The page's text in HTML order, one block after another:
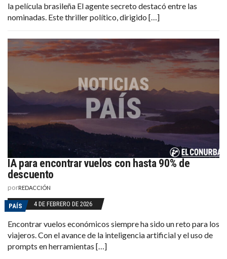
la película brasileña El agente secreto destacó entre las
nominadas. Este thriller político, dirigido […]
IA para encontrar vuelos con hasta 90% de
descuento
porREDACCIÓN
PAÍS 4 DE FEBRERO DE 2026
Encontrar vuelos económicos siempre ha sido un reto para los
viajeros. Con el avance de la inteligencia artificial y el uso de
prompts en herramientas […]